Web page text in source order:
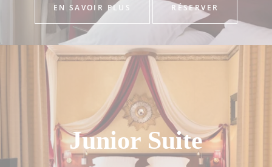
EN SAVOIR PLUS RÉSERVER
Junior Suite